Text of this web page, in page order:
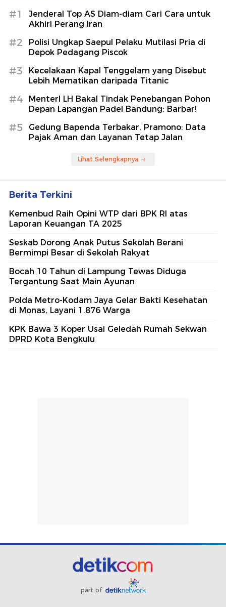
#1
Jenderal Top AS Diam-diam Cari Cara untuk
Akhiri Perang Iran
#2
Polisi Ungkap Saepul Pelaku Mutilasi Pria di
Depok Pedagang Piscok
#3
Kecelakaan Kapal Tenggelam yang Disebut
Lebih Mematikan daripada Titanic
#4
MenterI LH Bakal Tindak Penebangan Pohon
Depan Lapangan Padel Bandung: Barbar!
#5
Gedung Bapenda Terbakar, Pramono: Data
Pajak Aman dan Layanan Tetap Jalan
Lihat Selengkapnya
Berita Terkini
Kemenbud Raih Opini WTP dari BPK RI atas
Laporan Keuangan TA 2025
Seskab Dorong Anak Putus Sekolah Berani
Bermimpi Besar di Sekolah Rakyat
Bocah 10 Tahun di Lampung Tewas Diduga
Tergantung Saat Main Ayunan
Polda Metro-Kodam Jaya Gelar Bakti Kesehatan
di Monas, Layani 1.876 Warga
KPK Bawa 3 Koper Usai Geledah Rumah Sekwan
DPRD Kota Bengkulu
part of